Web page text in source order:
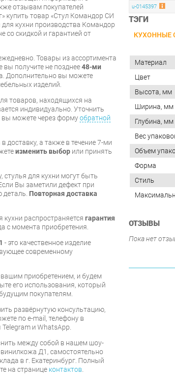
u-0145397
ТЭГИ
КУХОННЫЕ
отзывам покупателей
купить товар «Стул Командор СИ
кухни производства Командор
со скидкой и гарантией от
Товары из ассортимента
вы получите не позднее48-ми
Дополнительно вы можете
изделий.
товаров, находящихся на
индивидуально. Уточнить
вы можете через формуобратной
доставку, а также в течение 7-ми
изменить выбор или принять
стулья для кухни могут быть
Вы заметили дефект при
Повторная доставка
распространяется гарантия
с момента приобретения.
- это качественное изделие
современному
приобретением, и будем
его использования, который
покупателям.
развёрнутую консультацию,
по e-mail, телефону в
и WhatsApp.
между собой в нашем шоу-
Д1, самостоятельно
в г. Екатеринбург. Полный
на странице контактов
Материал
Цвет
Высота, мм
Ширина, мм
Глубина, мм
Вес
Объем
Форма
Стиль
ОТЗЫВЫ
Пока нет